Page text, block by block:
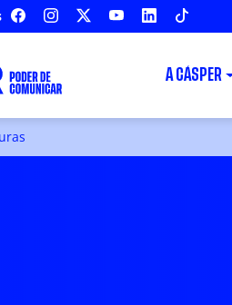
FACEBOOKINSTAGRAM YOUTUBELINKEDIN
A CÁSPER